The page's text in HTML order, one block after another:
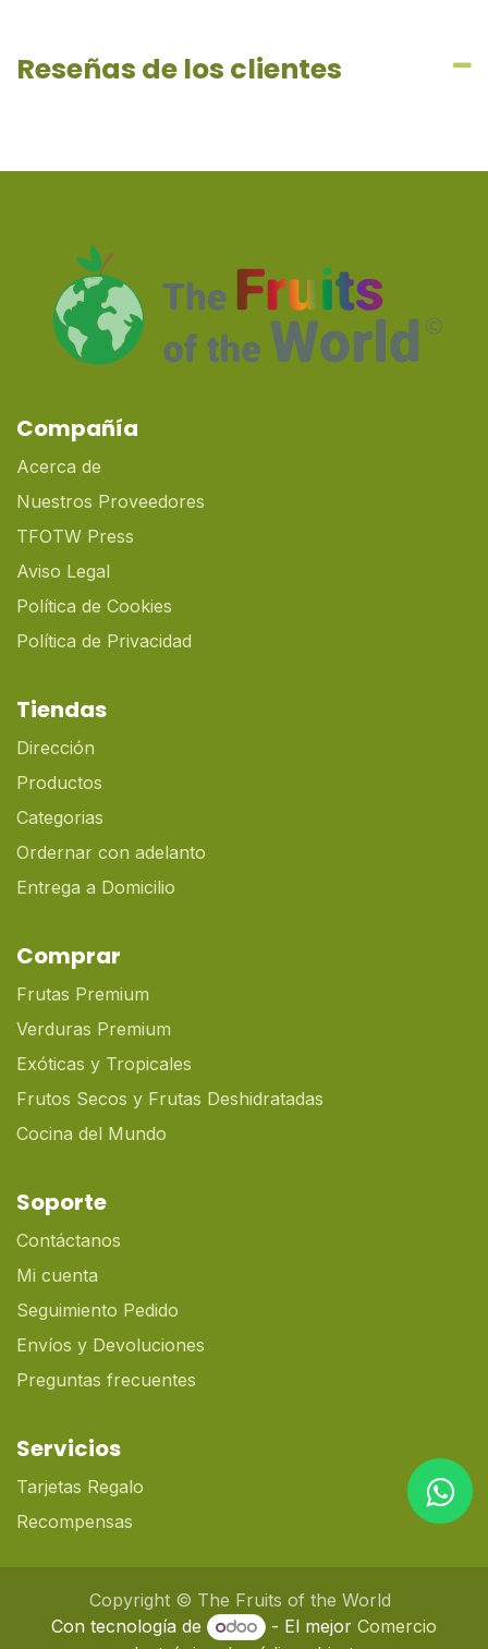
Reseñas de los clientes
Compañía
Acerca de
Nuestros Proveedores
TFOTW Press
Aviso Legal
Política de Cookies
Política de Privacidad
Tiendas
Dirección
Productos
Categorias
Ordernar con adelanto
Entrega a Domicilio
Comprar
Frutas Premium
Verduras Premium
Exóticas y Tropicales
Frutos Secos y Frutas Deshidratadas
Cocina del Mundo
Soporte
Contáctanos
Mi cuenta
Seguimiento Pedido
Envíos y Devoluciones
Preguntas frecuentes
Servicios
Tarjetas Regalo
Recompensas
Copyright © The Fruits of the World
Con tecnología de
- El mejorComercio